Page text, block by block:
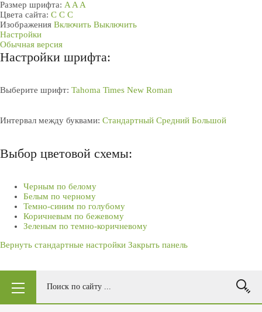
Размер шрифта: A A A
Цвета сайта: С С С
Изображения Включить Выключить
Настройки
Обычная версия
Настройки шрифта:
Выберите шрифт: Tahoma Times New Roman
Интервал между буквами: Стандартный Средний Большой
Выбор цветовой схемы:
Черным по белому
Белым по черному
Темно-синим по голубому
Коричневым по бежевому
Зеленым по темно-коричневому
Вернуть стандартные настройки Закрыть панель